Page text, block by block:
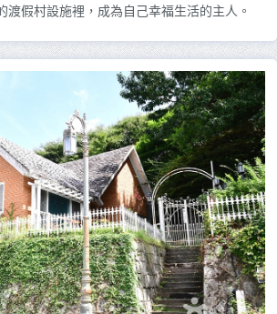
渡假村設施裡，成為自己幸福生活的主人。